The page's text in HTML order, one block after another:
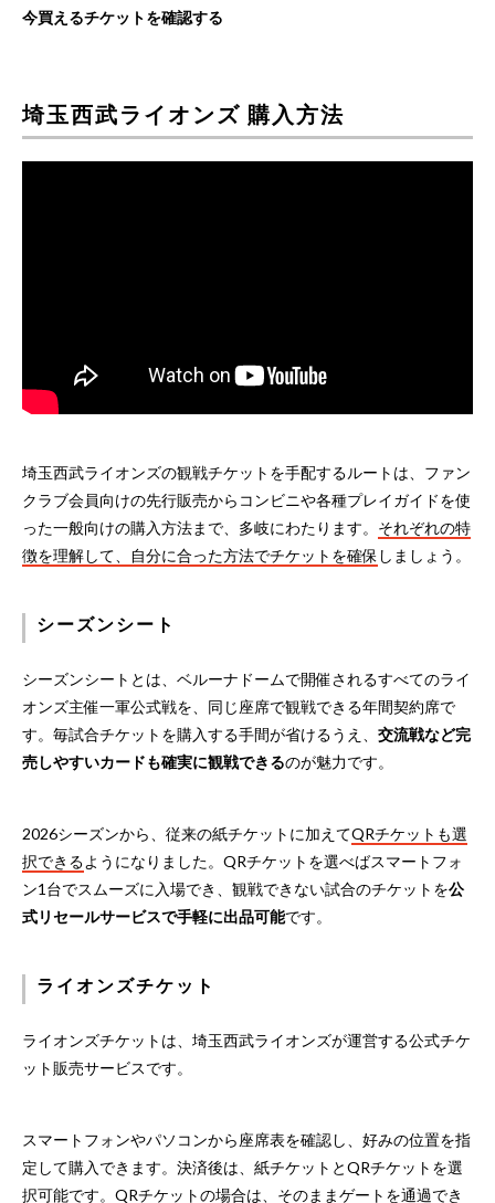
今買えるチケットを確認する
埼玉西武ライオンズ 購入方法
埼玉西武ライオンズの観戦チケットを手配するルートは、ファン
クラブ会員向けの先行販売からコンビニや各種プレイガイドを使
った一般向けの購入方法まで、多岐にわたります。 それぞれの特
徴を理解して、自分に合った方法でチケットを確保 しましょう。
シーズンシート
シーズンシートとは、ベルーナドームで開催されるすべてのライ
オンズ主催一軍公式戦を、同じ座席で観戦できる年間契約席で
す。毎試合チケットを購入する手間が省けるうえ、 交流戦など完
売しやすいカードも確実に観戦できるのが魅力です。
2026シーズンから、従来の紙チケットに加えてQRチケットも選
択できるようになりました。QRチケットを選べばスマートフォ
ン1台でスムーズに入場でき、観戦できない試合のチケットを公
式リセールサービスで手軽に出品可能です。
ライオンズチケット
ライオンズチケットは、埼玉西武ライオンズが運営する公式チケ
ット販売サービスです。
スマートフォンやパソコンから座席表を確認し、好みの位置を指
定して購入できます。決済後は、紙チケットとQRチケットを選
択可能です。 QRチケットの場合は、そのままゲートを通過でき